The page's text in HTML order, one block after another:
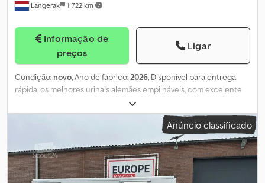
Langerak 1 722 km
Informação de
preços
Ligar
Condição: novo, Ano de fabrico:2026, Disponível para entrega
rápida, os melhores urinais alemães empilháveis, com excelente
qualidade. Disponível em 14 cores diferentes. Diretamente do
importador exclusivo! Equipamento: Para utilização simultânea
por 4 pessoas. Suporte para copos. Empilhável até 4 urinais.
Tanque de águas residuais de 400 litros. Design em duas partes
para transporte que economiza espaço. Está à procura de um
urinol prático e completo para eventos? O urinol Glo Pee é a
solução ideal para festivais, mercados e outros locais com grande
Anúncio classificado